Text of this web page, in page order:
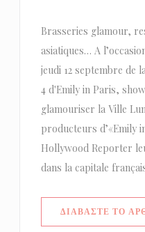
Brasseries glamour,
asiatiques… A
jeudi 12 septembre de
4 d'Emily in Paris,
glamouriser la Ville
producteurs d’«Emily
Hollywood Reporter
dans la capitale
ΔΙΑΒΆΣΤΕ ΤΟ